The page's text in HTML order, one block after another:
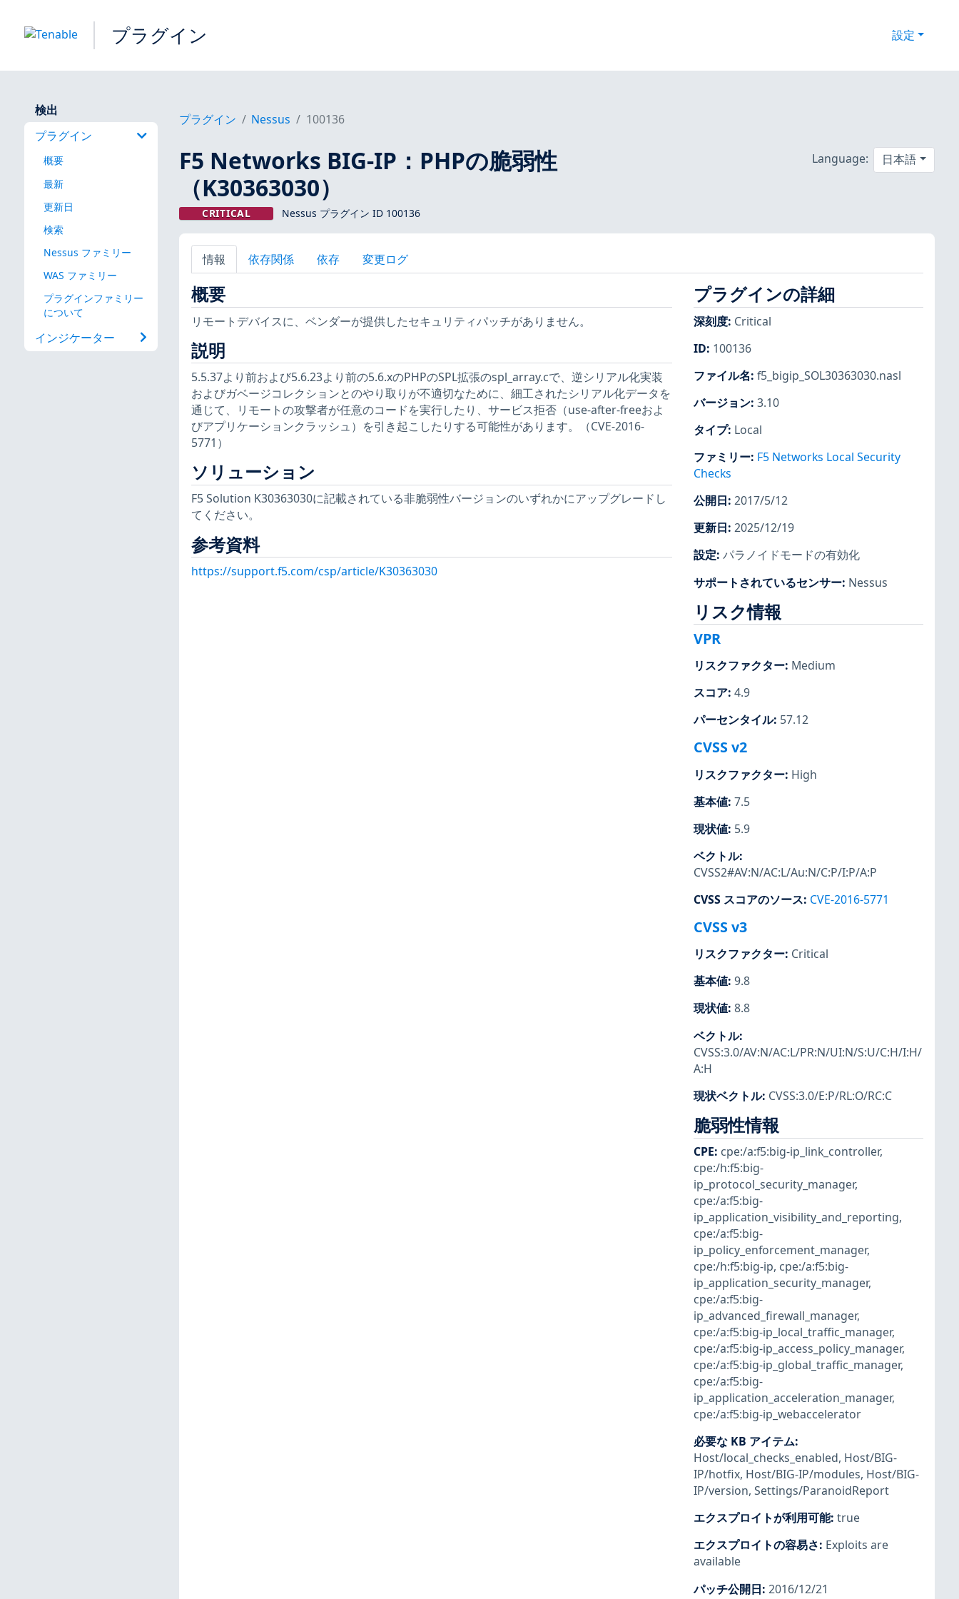
プラグイン 設定
検出
プラグイン
概要
最新
更新日
検索
Nessus ファミリー
WAS ファミリー
プラグインファミリー
について
インジケーター
プラグイン Nessus 100136
F5 Networks BIG-IP：PHPの脆弱性
（K30363030）
CRITICAL Nessus プラグイン ID 100136
Language: 日本語
情報 依存関係 依存 変更ログ
概要
リモートデバイスに、ベンダーが提供したセキュリティパッチがありません。
説明
5.5.37より前および5.6.23より前の5.6.xのPHPのSPL拡張のspl_array.cで、逆シリアル化実装
およびガベージコレクションとのやり取りが不適切なために、細工されたシリアル化データを
通じて、リモートの攻撃者が任意のコードを実行したり、サービス拒否（use-after-freeおよ
びアプリケーションクラッシュ）を引き起こしたりする可能性があります。（CVE-2016-
5771）
ソリューション
F5 Solution K30363030に記載されている非脆弱性バージョンのいずれかにアップグレードし
てください。
参考資料
https://support.f5.com/csp/article/K30363030
プラグインの詳細
深刻度: Critical
ID: 100136
ファイル名: f5_bigip_SOL30363030.nasl
バージョン: 3.10
タイプ: Local
ファミリー: F5 Networks Local Security
Checks
公開日: 2017/5/12
更新日: 2025/12/19
設定: パラノイドモードの有効化
サポートされているセンサー: Nessus
リスク情報
VPR
リスクファクター: Medium
スコア: 4.9
パーセンタイル: 57.12
CVSS v2
リスクファクター: High
基本値: 7.5
現状値: 5.9
ベクトル:
CVSS2#AV:N/AC:L/Au:N/C:P/I:P/A:P
CVSS スコアのソース: CVE-2016-5771
CVSS v3
リスクファクター: Critical
基本値: 9.8
現状値: 8.8
ベクトル:
CVSS:3.0/AV:N/AC:L/PR:N/UI:N/S:U/C:H/I:H/
A:H
現状ベクトル: CVSS:3.0/E:P/RL:O/RC:C
脆弱性情報
CPE: cpe:/a:f5:big-ip_link_controller,
cpe:/h:f5:big-
ip_protocol_security_manager,
cpe:/a:f5:big-
ip_application_visibility_and_reporting,
cpe:/a:f5:big-
ip_policy_enforcement_manager,
cpe:/h:f5:big-ip, cpe:/a:f5:big-
ip_application_security_manager,
cpe:/a:f5:big-
ip_advanced_firewall_manager,
cpe:/a:f5:big-ip_local_traffic_manager,
cpe:/a:f5:big-ip_access_policy_manager,
cpe:/a:f5:big-ip_global_traffic_manager,
cpe:/a:f5:big-
ip_application_acceleration_manager,
cpe:/a:f5:big-ip_webaccelerator
必要な KB アイテム:
Host/local_checks_enabled, Host/BIG-
IP/hotfix, Host/BIG-IP/modules, Host/BIG-
IP/version, Settings/ParanoidReport
エクスプロイトが利用可能: true
エクスプロイトの容易さ: Exploits are
available
パッチ公開日: 2016/12/21